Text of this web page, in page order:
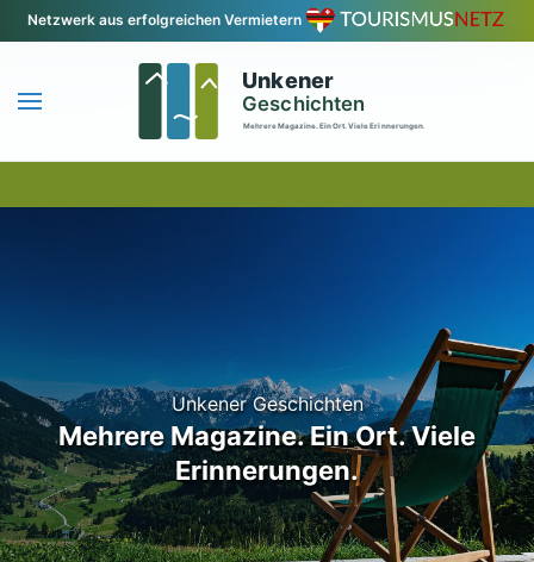
Zum Hauptinhalt springen
Netzwerk aus erfolgreichen Vermietern
Unkener Geschichten
Mehrere Magazine. Ein Ort. Viele
Erinnerungen.